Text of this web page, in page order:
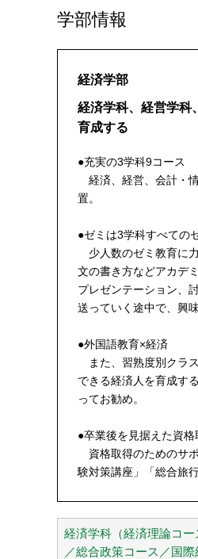
学部情報
経済学部
経済学科、経営学科
育成する
●充実の3学科9コース
経済、経営、会計・
置。
●ゼミは3学科すべての
少人数のゼミ教育に
文の書き方などアカデ
プレゼンテーション、
送っていく途中で、興
●外国語教育×経済
また、習熟度別クラ
できる経済人を育成す
ってお勧め。
●卒業後を見据えた資格
資格取得のためのサ
験対策講座」「総合旅
経済学科（経済理論コー
／総合政策コース／国際